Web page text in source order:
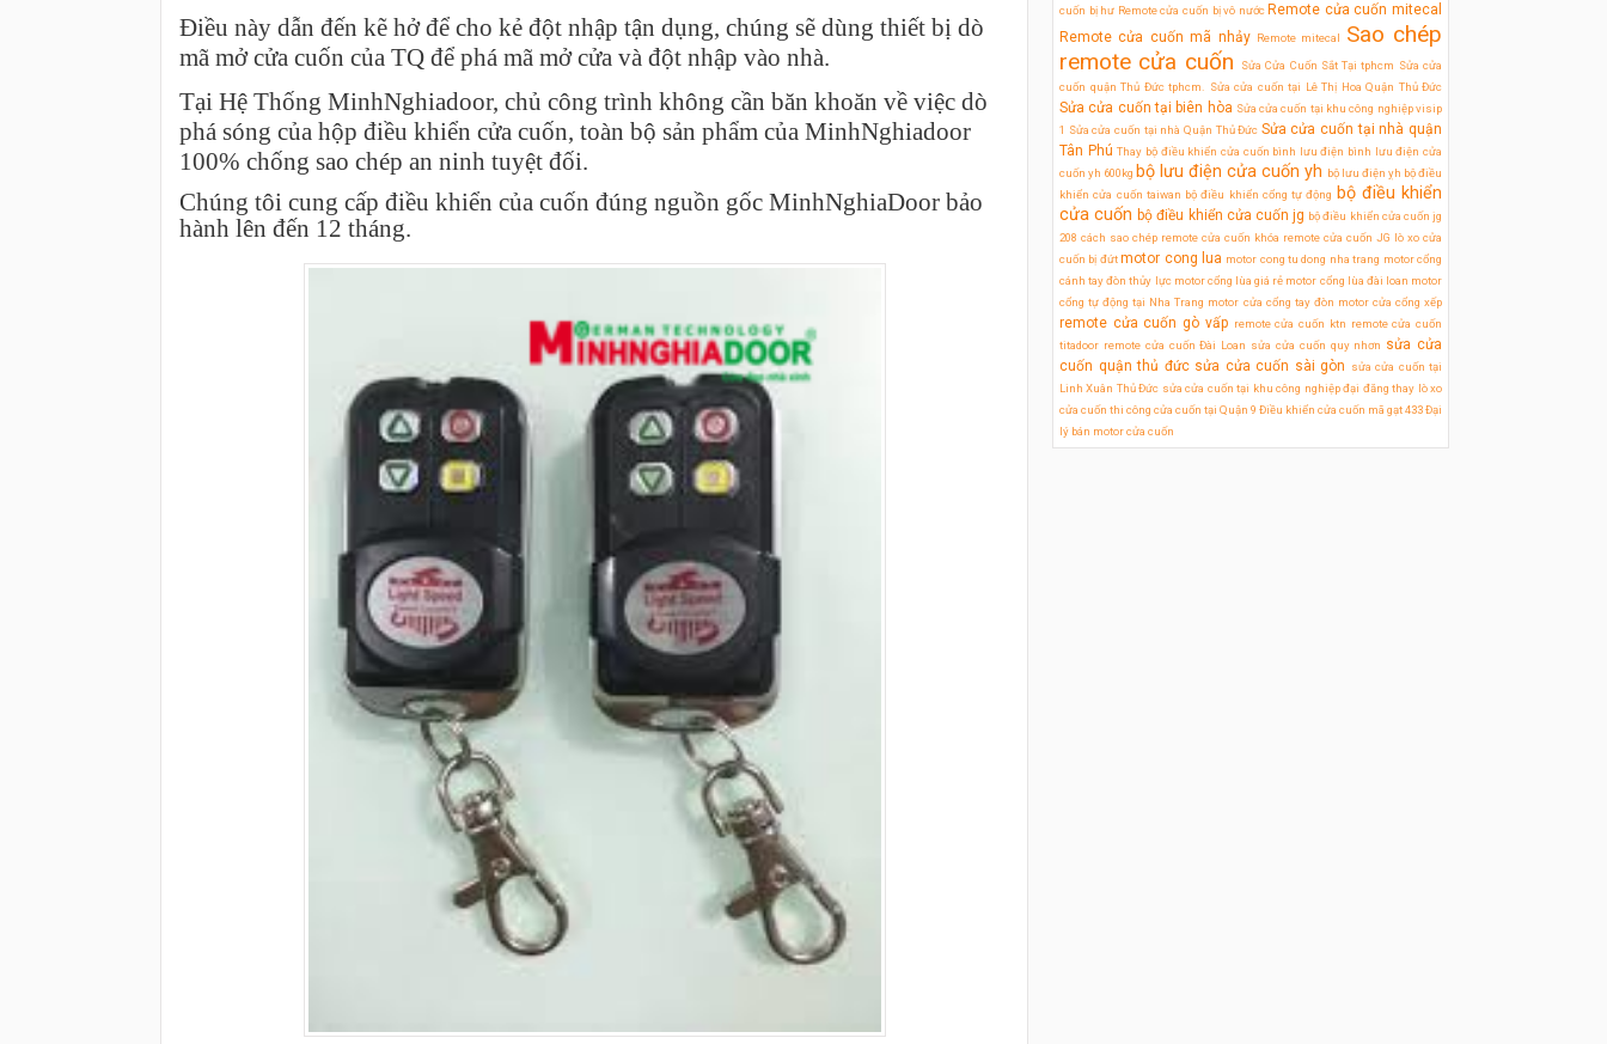
Điều này dẫn đến kẽ hở để cho kẻ đột nhập tận dụng, chúng sẽ dùng thiết bị dò
mã mở cửa cuốn của TQ để phá mã mở cửa và đột nhập vào nhà.
Tại Hệ Thống MinhNghiadoor, chủ công trình không cần băn khoăn về việc dò
phá sóng của hộp điều khiển cửa cuốn, toàn bộ sản phẩm của MinhNghiadoor
100% chống sao chép an ninh tuyệt đối.
Chúng tôi cung cấp điều khiển của cuốn đúng nguồn gốc MinhNghiaDoor bảo
hành lên đến 12 tháng.
cuốn bị hư Remote cửa cuốn bị vô nước Remote cửa cuốn mitecal
Remote cửa cuốn mã nhảy Remote mitecal
Sao chép
remote cửa cuốn
Sửa Cửa Cuốn Sắt Tại tphcm Sửa cửa
cuốn quận Thủ Đức tphcm.
Sửa cửa cuốn tại Lê Thị Hoa Quận Thủ Đức
Sửa cửa cuốn tại biên hòa Sửa cửa cuốn tại khu công nghiệp visip
1 Sửa cửa cuốn tại nhà Quận Thủ Đức Sửa cửa cuốn tại nhà quận
Tân Phú Thay bộ điều khiển cửa cuốn bình lưu điện bình lưu điện cửa
cuốn yh 600kg bộ lưu điện cửa cuốn yh bộ lưu điện ỵh bộ điều
khiển cửa cuốn taiwan bộ điều khiển cổng tự động
bộ điều khiển
cửa cuốn bộ điều khiển cửa cuốn jg bộ điều khiển cửa cuốn jg
208 cách sao chép remote cửa cuốn khóa remote cửa cuốn JG lò xo cửa
cuốn bị đứt motor cong lua motor cong tu dong nha trang motor cổng
cánh tay đòn thủy lực motor cổng lùa giá rẻ motor cổng lùa đài loan motor
cổng tự động tại Nha Trang motor cửa cổng tay đòn motor cửa cổng xếp
remote cửa cuốn gò vấp remote cửa cuốn ktn remote cửa cuốn
titadoor remote cửa cuốn Đài Loan sửa cửa cuốn quy nhơn sửa cửa
cuốn quận thủ đức sửa cửa cuốn sài gòn
sửa cửa cuốn tại
Linh Xuân Thủ Đức sửa cửa cuốn tại khu công nghiệp đại đăng thay lò xo
cửa cuốn thi công cửa cuốn tại Quận 9 Điều khiển cửa cuốn mã gạt 433Đại
lý bán motor cửa cuốn